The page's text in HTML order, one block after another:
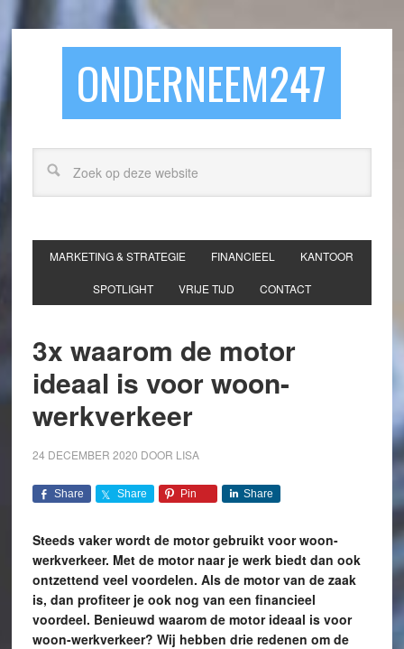
ONDERNEEM247
MARKETING & STRATEGIE FINANCIEEL KANTOOR
SPOTLIGHT VRIJE TIJD CONTACT
3x waarom de motor
ideaal is voor woon-
werkverkeer
24 DECEMBER 2020 DOOR LISA
Share Share Pin Share
Steeds vaker wordt de motor gebruikt voor woon-
werkverkeer. Met de motor naar je werk biedt dan ook
ontzettend veel voordelen. Als de motor van de zaak
is, dan profiteer je ook nog van een financieel
voordeel. Benieuwd waarom de motor ideaal is voor
woon-werkverkeer? Wij hebben drie redenen om de